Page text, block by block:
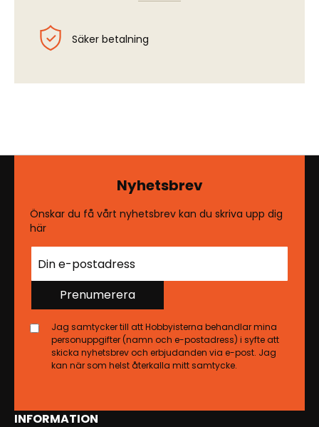
Säker betalning
INFORMATION
Nyhetsbrev
Önskar du få vårt nyhetsbrev kan du skriva upp dig
här
Prenumerera
Jag samtycker till att Hobbyisterna behandlar mina
personuppgifter (namn och e-postadress) i syfte att
skicka nyhetsbrev och erbjudanden via e-post. Jag
kan när som helst återkalla mitt samtycke.